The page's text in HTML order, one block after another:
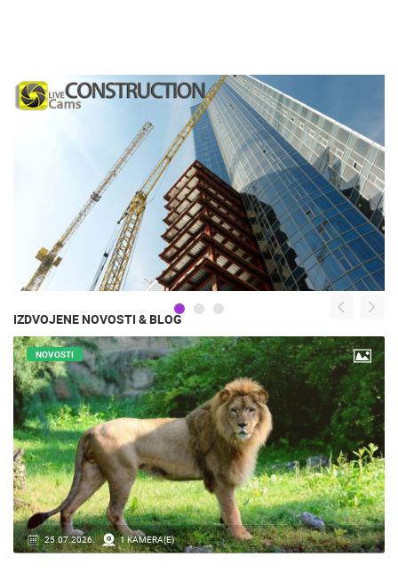
IZDVOJENE NOVOSTI & BLOG
16.07.2018. 9 KAMERA(E)
NOVOSTI